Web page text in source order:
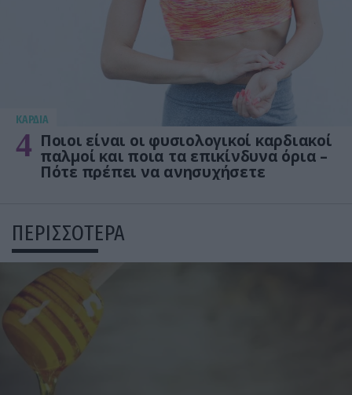
KΑΡΔΙΑ
4 Ποιοι είναι οι φυσιολογικοί καρδιακοί
παλμοί και ποια τα επικίνδυνα όρια –
Πότε πρέπει να ανησυχήσετε
ΠΕΡΙΣΣΟΤΕΡΑ